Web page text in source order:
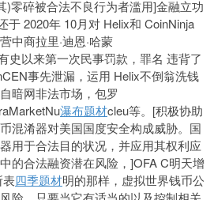
)零碎被合法不良行为者滥用]金融立功
于 2020年 10月对 Helix和 CoinNinja
中商拉里·迪恩·哈蒙
史以来第一次民事罚款，罪名 违背了
事先泄漏，运用 Helix不倒翁洗钱
暗网非法市场，包罗
瀑布题材cleu等。[积极协助
混淆器对美国国度安全构成威胁。国
用于合法目的状况，并应用其权利应
的合法融资潜在风险，]OFA C明天增
表四季题材明的那样，虚拟世界钱币公